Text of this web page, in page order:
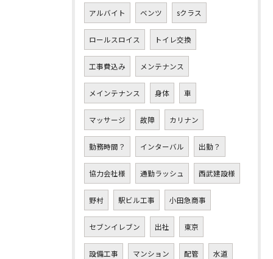
アルバイト ベンツ sクラス
ロールスロイス トイレ交換
工事費込み メンテナンス
メインテナンス 身体 車
マッサージ 故障 カリナン
勤務時間？ インターバル 出勤？
協力会社様 通勤ラッシュ 西武建設様
野村 駅ビル工事 小田急商事
セブンイレブン 出社 東京
設備工事 マンション 配管 水道